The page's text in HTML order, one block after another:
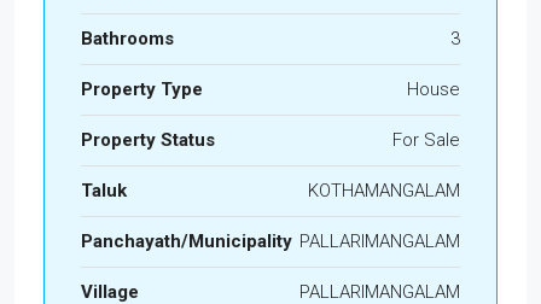
Bathrooms 3
Property Type House
Property Status For Sale
Taluk KOTHAMANGALAM
Panchayath/Municipality PALLARIMANGALAM
Village PALLARIMANGALAM